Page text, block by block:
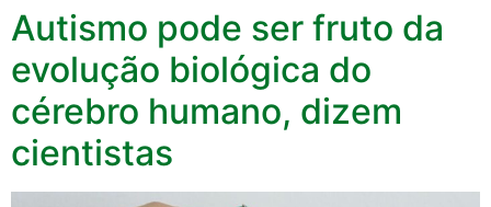
Autismo pode ser fruto da
evolução biológica do
cérebro humano, dizem
cientistas